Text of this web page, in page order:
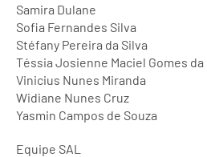
Samira Dulane
Sofia Fernandes Silva
Stéfany Pereira da Silva
Téssia Josienne Maciel Gomes da
Vinicius Nunes Miranda
Widiane Nunes Cruz
Yasmin Campos de Souza
Equipe SAL